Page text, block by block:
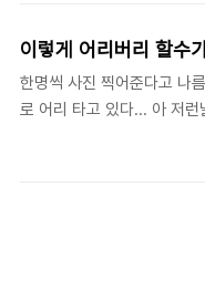
이렇게 어리버리 할수
한명씩 사진 찍어준다고 나
로 어리 타고 있다... 아 저런